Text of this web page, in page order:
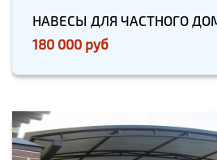
НАВЕСЫ ДЛЯ ЧАСТНОГО
180 000 руб